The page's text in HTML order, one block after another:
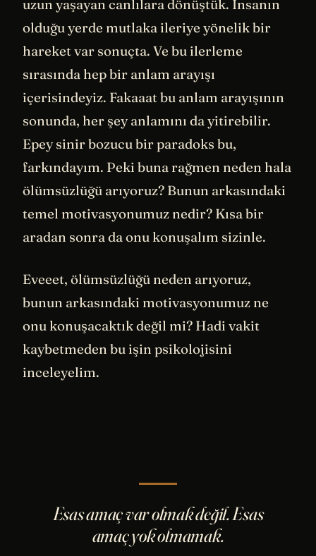
uzun yaşayan canlılara dönüştük. İnsanın
olduğu yerde mutlaka ileriye yönelik bir
hareket var sonuçta. Ve bu ilerleme
sırasında hep bir anlam arayışı
içerisindeyiz. Fakaaat bu anlam arayışının
sonunda, her şey anlamını da yitirebilir.
Epey sinir bozucu bir paradoks bu,
farkındayım. Peki buna rağmen neden hala
ölümsüzlüğü arıyoruz? Bunun arkasındaki
temel motivasyonumuz nedir? Kısa bir
aradan sonra da onu konuşalım sizinle.
Eveeet, ölümsüzlüğü neden arıyoruz,
bunun arkasındaki motivasyonumuz ne
onu konuşacaktık değil mi? Hadi vakit
kaybetmeden bu işin psikolojisini
inceleyelim.
Esas amaç var olmak değil. Esas
amaç yok olmamak.